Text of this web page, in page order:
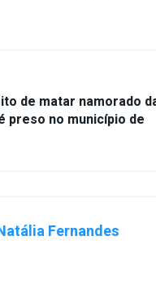
de matar namorado
preso no município de
Fernandes